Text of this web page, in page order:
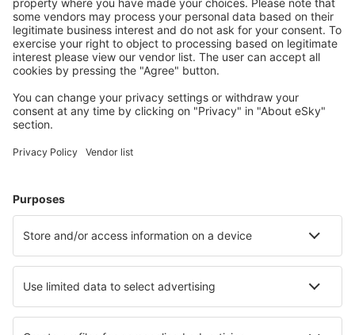
convenabil călătoriile
Planifică-ți călătoria
Bilete de avion
Zbor+Hotel
Află mai multe